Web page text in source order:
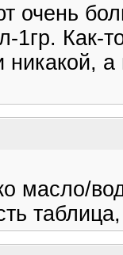
очень
1гр. Как-
никакой,
масло/